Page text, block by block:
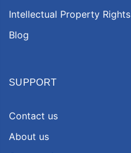
Intellectual Property Rights
Blog
SUPPORT
Contact us
About us